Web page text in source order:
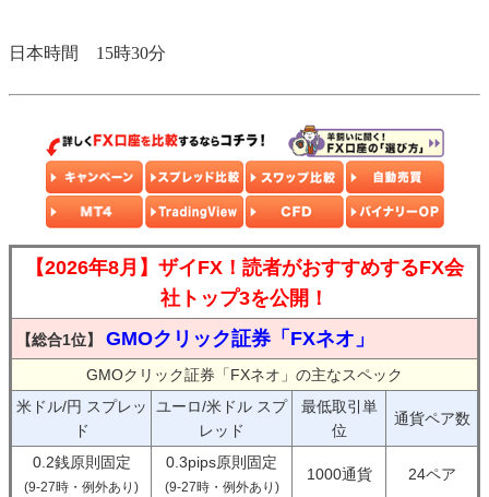
日本時間 15時30分
【2026年8月】ザイFX！読者がおすすめするFX会
社トップ3を公開！
【総合1位】 GMOクリック証券「FXネオ」
GMOクリック証券「FXネオ」の主なスペック
米ドル/円 スプレッ
ド
ユーロ/米ドル スプ
レッド
最低取引単
位
通貨ペア数
0.2銭原則固定
(9-27時・例外あり)
0.3pips原則固定
(9-27時・例外あり)
1000通貨 24ペア